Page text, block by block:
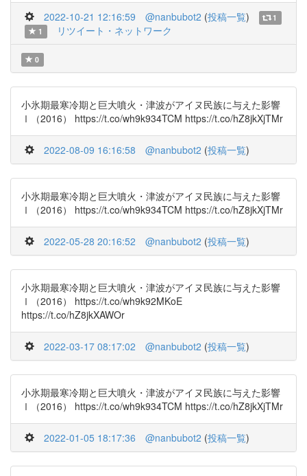
2022-10-21 12:16:59 @nanbubot2 (投稿一覧)
1
1
リツイート・ネットワーク
0
小氷期最寒冷期と巨大噴火・津波がアイヌ民族に与えた影響
Ⅰ（2016） https://t.co/wh9k934TCM https://t.co/hZ8jkXjTMr
2022-08-09 16:16:58 @nanbubot2 (投稿一覧)
小氷期最寒冷期と巨大噴火・津波がアイヌ民族に与えた影響
Ⅰ（2016） https://t.co/wh9k934TCM https://t.co/hZ8jkXjTMr
2022-05-28 20:16:52 @nanbubot2 (投稿一覧)
小氷期最寒冷期と巨大噴火・津波がアイヌ民族に与えた影響
Ⅰ（2016） https://t.co/wh9k92MKoE
https://t.co/hZ8jkXAWOr
2022-03-17 08:17:02 @nanbubot2 (投稿一覧)
小氷期最寒冷期と巨大噴火・津波がアイヌ民族に与えた影響
Ⅰ（2016） https://t.co/wh9k934TCM https://t.co/hZ8jkXjTMr
2022-01-05 18:17:36 @nanbubot2 (投稿一覧)